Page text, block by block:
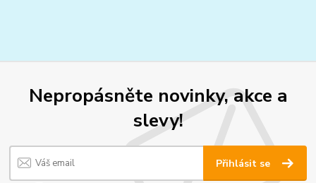
Nepropásněte novinky, akce a
slevy!
Přihlásit se